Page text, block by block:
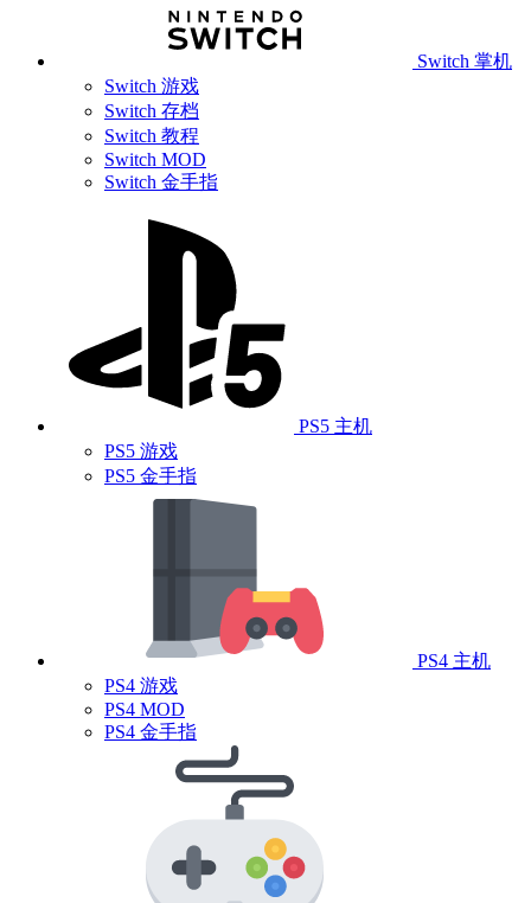
Switch 掌机
Switch 游戏
Switch 存档
Switch 教程
Switch MOD
Switch 金手指
PS5 主机
PS5 游戏
PS5 金手指
PS4 主机
PS4 游戏
PS4 MOD
PS4 金手指